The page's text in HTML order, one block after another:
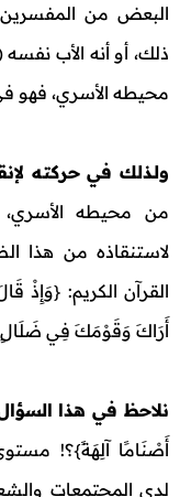
البعض من المفسرين
ذلك، أو أنه الأب
محيطه الأسري، فهو
ولـذلك في حركته
من محيطه الأسري،
لاستنقاذه من هذا
القرآن الكريم: {وَإِذْ
أَرَاكَ وَقَوْمَكَ فِي ضَلَالٍ
نلاحظ في هذا
أَصْنَامًا آلِهَةً}؟!
لدى المجتمعات